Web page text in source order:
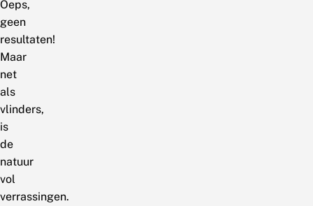
Oeps,
geen
resultaten!
Maar
net
als
vlinders,
is
de
natuur
vol
verrassingen.